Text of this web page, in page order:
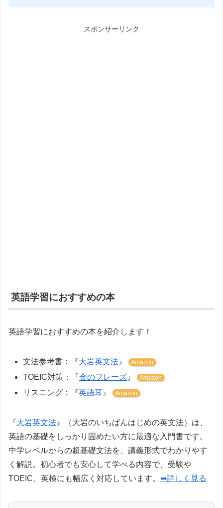
スポンサーリンク
英語学習におすすめの本
英語学習におすすめの本を紹介します！
文法参考書：『大岩英文法 』 Amazon
TOEIC対策：『金のフレーズ 』 Amazon
リスニング：『英語耳 』 Amazon
『大岩英文法 』（大岩のいちばんはじめの英文法）は、
英語の基礎をしっかり固めたい方に最適な入門書です。
中学レベルからの超基礎文法を、講義形式でわかりやす
く解説。初心者でも安心して学べる内容で、受験や
TOEIC、英検にも幅広く対応しています。 ➡詳しく見る